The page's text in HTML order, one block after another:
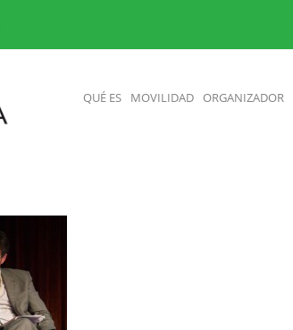
QUÉ ES MOVILIDAD ORGANIZADOR